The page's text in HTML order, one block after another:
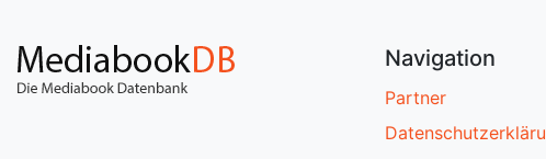
Navigation
Partner